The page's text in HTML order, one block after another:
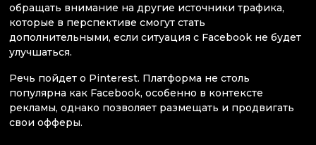
обращать внимание на другие источники трафика,
которые в перспективе смогут стать
дополнительными, если ситуация с Facebook не будет
улучшаться.
Речь пойдет о Pinterest. Платформа не столь
популярна как Facebook, особенно в контексте
рекламы, однако позволяет размещать и продвигать
свои офферы.